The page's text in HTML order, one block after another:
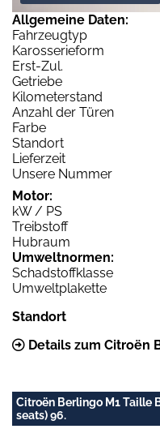
Allgemeine Daten:
Fahrzeugtyp
Karosserieform
Erst-Zul.
Getriebe
Kilometerstand
Anzahl der Türen
Farbe
Standort
Lieferzeit
Unsere Nummer
Motor:
kW / PS
Treibstoff
Hubraum
Umweltnormen:
Schadstoffklasse
Umweltplakette
Standort
Details zum Citroën
Citroën Berlingo M1 Taille
seats) 96.